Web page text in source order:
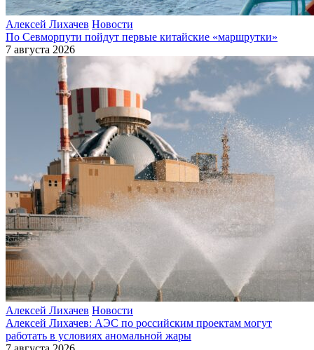
Алексей Лихачев Новости
По Севморпути пойдут первые китайские «маршрутки»
7 августа 2026
Алексей Лихачев Новости
Алексей Лихачев: АЭС по российским проектам могут
работать в условиях аномальной жары